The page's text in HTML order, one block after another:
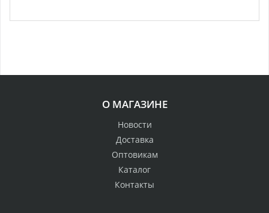
О МАГАЗИНЕ
Новости
Доставка
Оптовикам
Каталог
Контакты